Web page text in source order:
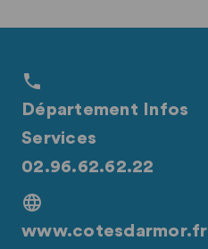
Département Infos
Services
02.96.62.62.22
www.cotesdarmor.fr